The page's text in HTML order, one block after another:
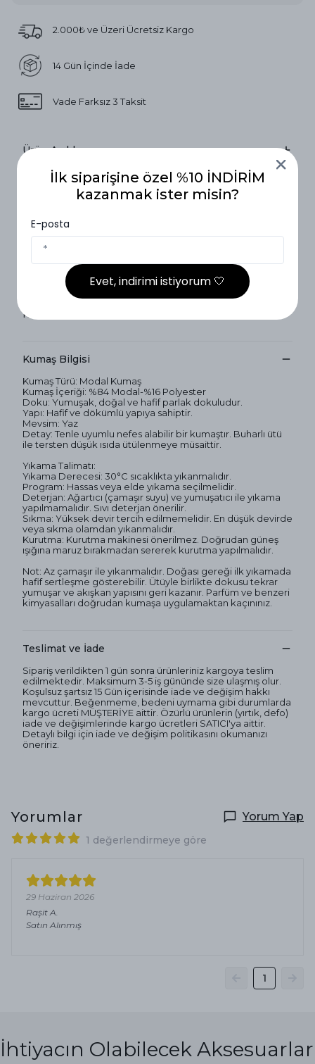
2.000₺ ve Üzeri Ücretsiz Kargo
14 Gün İçinde İade
Vade Farksız 3 Taksit
Ürün Açıklaması
Beden Ölçüleri
Beden Ölçüleri
58cm 62cm
Kol
Kumaş Bilgisi
Kumaş Türü: Modal Kumaş
Kumaş İçeriği: %84 Modal-%16 Polyester
Doku: Yumuşak, doğal ve hafif parlak dokuludur.
Yapı: Hafif ve dökümlü yapıya sahiptir.
Mevsim: Yaz
Detay: Tenle uyumlu nefes alabilir bir kumaştır. Buharlı ütü
ile tersten düşük ısıda ütülenmeye müsaittir.
Yıkama Talimatı:
Yıkama Derecesi: 30°C sıcaklıkta yıkanmalıdır.
Program: Hassas veya elde yıkama seçilmelidir.
Deterjan: Ağartıcı (çamaşır suyu) ve yumuşatıcı ile yıkama
yapılmamalıdır. Sıvı deterjan önerilir.
Sıkma: Yüksek devir tercih edilmemelidir. En düşük devirde
veya sıkma olamdan yıkanmalıdır.
Kurutma: Kurutma makinesi önerilmez. Doğrudan güneş
ışığına maruz bırakmadan sererek kurutma yapılmalıdır.
Not: Az çamaşır ile yıkanmalıdır. Doğası gereği ilk yıkamada
hafif sertleşme gösterebilir. Ütüyle birlikte dokusu tekrar
yumuşar ve akışkan yapısını geri kazanır. Parfüm ve benzeri
kimyasalları doğrudan kumaşa uygulamaktan kaçınınız.
Teslimat ve İade
Sipariş verildikten 1 gün sonra ürünleriniz kargoya teslim
edilmektedir. Maksimum 3-5 iş gününde size ulaşmış olur.
Koşulsuz şartsız 15 Gün içerisinde iade ve değişim hakkı
mevcuttur. Beğenmeme, bedeni uymama gibi durumlarda
kargo ücreti MÜŞTERİYE aittir. Özürlü ürünlerin (yırtık, defo)
iade ve değişimlerinde kargo ücretleri SATICI'ya aittir.
Detaylı bilgi için iade ve değişim politikasını okumanızı
öneririz.
Yorumlar Yorum Yap
1 değerlendirmeye göre
29 Haziran 2026
Raşit A.
Satın Alınmış
1
İhtiyacın Olabilecek Aksesuarlar
İlk siparişine özel %10 İNDİRİM
kazanmak ister misin?
E-posta
Evet, indirimi istiyorum 🤍